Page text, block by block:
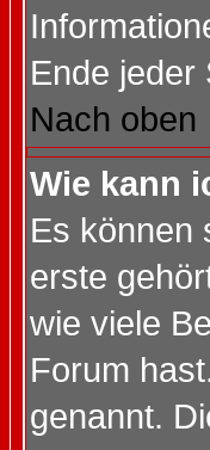
Ende jeder
Nach oben
Wie kann
Es können
erste
wie viele
Forum
genannt.